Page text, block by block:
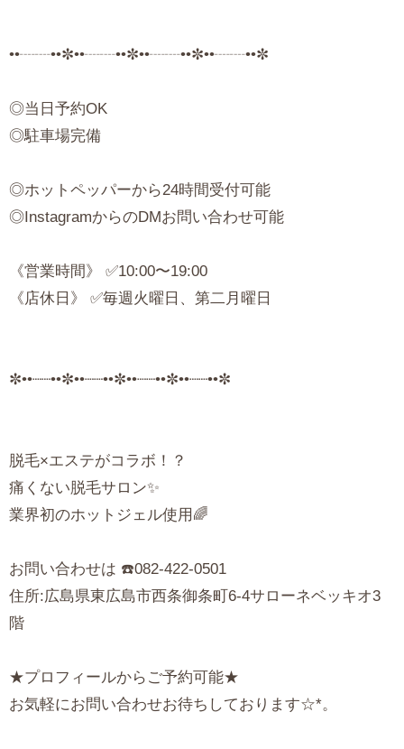
••┈┈••✼••┈┈••✼••┈┈••✼••┈┈••✼
◎当日予約OK
◎駐車場完備
◎ホットペッパーから24時間受付可能
◎InstagramからのDMお問い合わせ可能
《営業時間》 ✅10:00〜19:00
《店休日》 ✅毎週火曜日、第二月曜日
✼••┈┈••✼••┈┈••✼••┈┈••✼••┈┈••✼
脱毛×エステがコラボ！？
痛くない脱毛サロン✨
業界初のホットジェル使用🌈
お問い合わせは ☎️082-422-0501
住所:広島県東広島市西条御条町6-4サローネベッキオ3
階
★プロフィールからご予約可能★
お気軽にお問い合わせお待ちしております☆*。